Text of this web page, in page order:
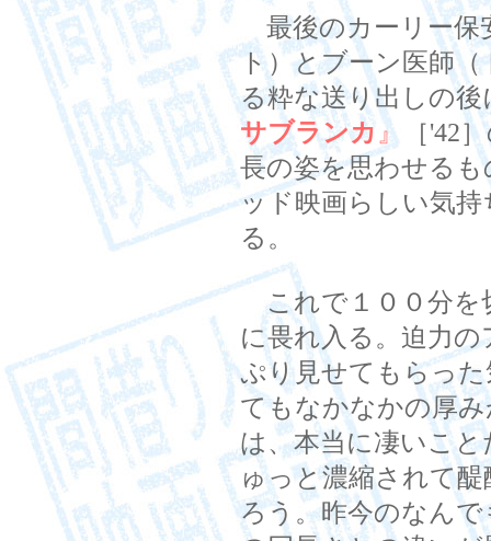
最後のカーリー保
ト）とブーン医師
る粋な送り出しの
サブランカ 』
［'42
長の姿を思わせる
ッド映画らしい気
る。
これで１００分を
に畏れ入る。迫力
ぷり見せてもらっ
てもなかなかの厚
は、本当に凄いこ
ゅっと濃縮されて
ろう。昨今のなん